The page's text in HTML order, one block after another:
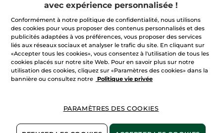
sur
étoiles.
les
avis
sur
Grand
L'Élixir
111.
Rouge
23,90 €
105. Mûre Intense
Quantité
AJOUTER AU PANIER
avec expérience personnalisée !
Conformément à notre politique de confidentialité, nous utilisons
des cookies pour vous proposer des contenus personnalisés et des
publicités adaptées à vos préférences, vous proposer des services
liés aux réseaux sociaux et analyser le trafic du site. En cliquant sur
«Accepter tous les cookies», vous consentez à l'utilisation de tous les
cookies placés sur notre site Web. Pour en savoir plus sur notre
utilisation des cookies, cliquez sur «Paramètres des cookies» dans la
bannière ou consultez notre
Politique vie privée
PARAMÈTRES DES COOKIES